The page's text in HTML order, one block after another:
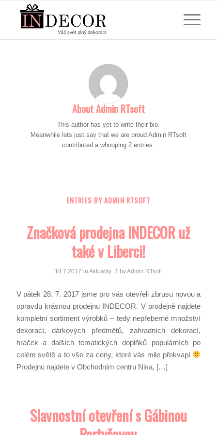
AboutAdmin RTsoft
This author has yet to write their bio.
Meanwhile lets just say that we are proud Admin RTsoft
contributed a whooping 2 entries.
ENTRIES BY ADMIN RTSOFT
Značková prodejna INDECOR už
také v Liberci!
18.7.2017 inAktuality / byAdmin RTsoft
V pátek 28. 7. 2017 jsme pro vás otevřeli zbrusu novou a
opravdu krásnou prodejnu INDECOR. V prodejně najdete
kompletní sortiment výrobků – tedy nepřeberné množství
dekorací, dárkových předmětů, zahradních dekorací,
hraček a dalších tematických doplňků populárních po
celém světě a to vše za ceny, které vás mile překvapí
Prodejnu najdete v Obchodním centru Nisa, […]
Slavnostní otevření s Gábinou